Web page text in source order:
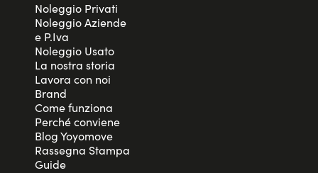
Noleggio Privati
Noleggio Aziende
e P.Iva
Noleggio Usato
La nostra storia
Lavora con noi
Brand
Come funziona
Perché conviene
Blog Yoyomove
Rassegna Stampa
Guide